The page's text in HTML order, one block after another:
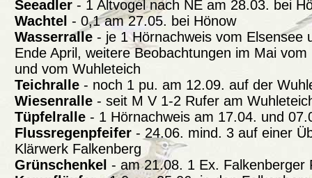
Seeadler - 1 Altvogel nach NE am 28.03. bei
Wachtel - 0,1 am 27.05. bei Hönow
Wasserralle - je 1 Hörnachweis vom Elsensee
Ende April, weitere Beobachtungen im Mai
und vom Wuhleteich
Teichralle - noch 1 pu. am 12.09. auf der
Wiesenralle - seit M V 1-2 Rufer am
Tüpfelralle - 1 Hörnachweis am 17.04. und
Flussregenpfeifer - 24.06. mind. 3 auf einer
Klärwerk Falkenberg
Grünschenkel - am 21.08. 1 Ex. Falkenberger